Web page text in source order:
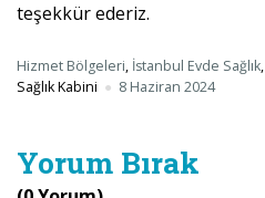
teşekkür ederiz.
Hizmet Bölgeleri, İstanbul Evde Sağlık,
Sağlık Kabini
8 Haziran 2024
Yorum Bırak